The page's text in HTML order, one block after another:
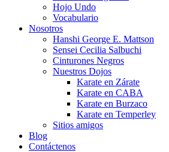
Hojo Undo
Vocabulario
Nosotros
Hanshi George E. Mattson
Sensei Cecilia Salbuchi
Cinturones Negros
Nuestros Dojos
Karate en Zárate
Karate en CABA
Karate en Burzaco
Karate en Temperley
Sitios amigos
Blog
Contáctenos